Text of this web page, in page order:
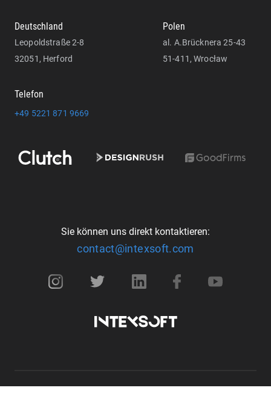
Deutschland
Leopoldstraße 2-8
32051, Herford
Telefon
+49 5221 871 9669
Polen
al. A.Brücknera 25-43
51-411, Wrocław
Sie können uns direkt kontaktieren:
contact@intexsoft.com